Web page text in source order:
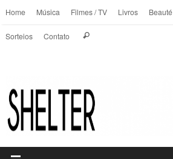
Pular
conteúdo
Home Música Filmes / TV Livros Beauté
Sorteios Contato Pesquisar